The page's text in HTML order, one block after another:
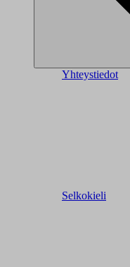
Yhteystiedot
Selkokieli